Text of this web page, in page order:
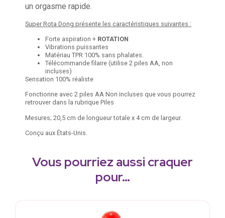
un orgasme rapide.
Super Rota Dong présente les caractéristiques suivantes :
Forte aspiration + ROTATION
Vibrations puissantes
Matériau TPR 100% sans phalates.
Télécommande filaire (utilise 2 piles AA, non
incluses)
Sensation 100% réaliste
Fonctionne avec 2 piles AA Non incluses que vous pourrez
retrouver dans la rubrique Piles
Mesures; 20,5 cm de longueur totale x 4 cm de largeur.
Conçu aux États-Unis.
Vous pourriez aussi craquer
pour…